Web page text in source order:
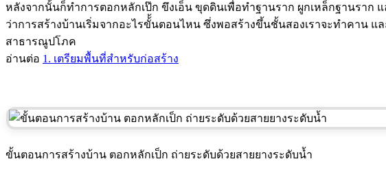
หลังจากนั้นก็ทำการตอกหลักเป๊ก ขึงเอ็น ขุดดินเพื่อทำฐานราก ผูกเหล็กฐานราก
ว่าการสร้างบ้านเริ่มจากอะไรขั้้นตอนไหน ซึ่งพอสร้างขึ้นชั้นสองเราจะทำคาน
สาธารณูปโภค
อ่านต่อ 1. เตรียมพื้นที่สำหรับก่อสร้าง
ขั้นตอนการสร้างบ้าน ตอกหลักเป็ก ถ่ายระดับด้วยสายยางระดับน้ำ